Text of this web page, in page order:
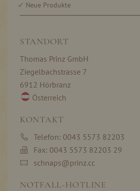
Neue Produkte
STANDORT
Thomas Prinz GmbH
Ziegelbachstrasse 7
6912 Hörbranz
Österreich
KONTAKT
Telefon: 0043 5573 82203
Fax: 0043 5573 82203 29
schnaps@prinz.cc
NOTFALL-HOTLINE